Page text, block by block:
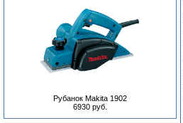
Рубанок Makita 1902
6930 руб.